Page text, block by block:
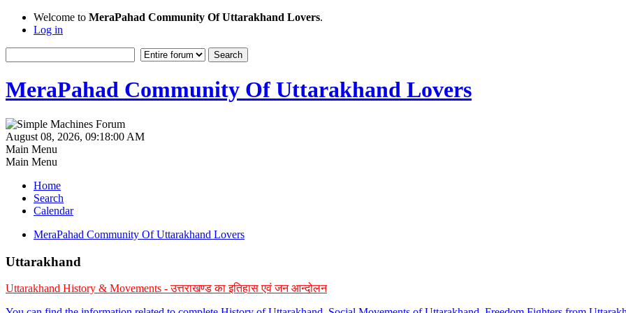
Welcome to MeraPahad Community Of Uttarakhand Lovers.
Log in
MeraPahad Community Of Uttarakhand Lovers
August 08, 2026, 09:18:00 AM
Main Menu
Main Menu
Home
Search
Calendar
MeraPahad Community Of Uttarakhand Lovers
Uttarakhand
Uttarakhand History & Movements - उत्तराखण्ड का इतिहास एवं जन आन्दोलन